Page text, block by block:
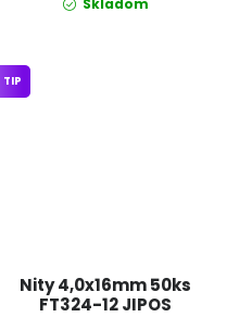
Skladom
Nity 4,0x16mm 50ks
FT324-12 JIPOS
TIP